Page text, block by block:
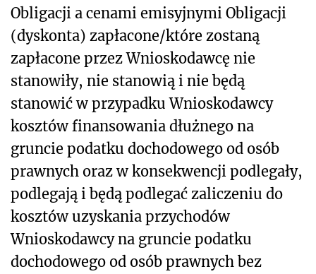
Obligacji a cenami emisyjnymi Obligacji
(dyskonta) zapłacone/które zostaną
zapłacone przez Wnioskodawcę nie
stanowiły, nie stanowią i nie będą
stanowić w przypadku Wnioskodawcy
kosztów finansowania dłużnego na
gruncie podatku dochodowego od osób
prawnych oraz w konsekwencji podlegały,
podlegają i będą podlegać zaliczeniu do
kosztów uzyskania przychodów
Wnioskodawcy na gruncie podatku
dochodowego od osób prawnych bez